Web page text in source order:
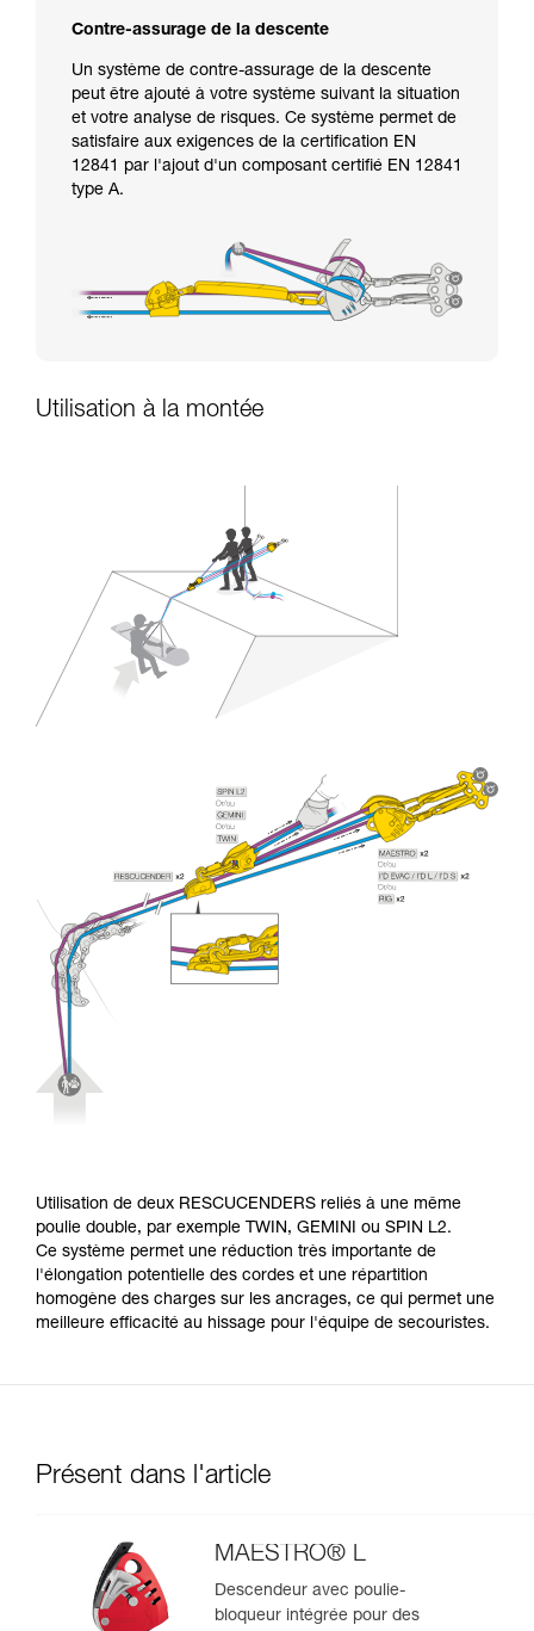
Contre-assurage de la descente
Un système de contre-assurage de la descente
peut être ajouté à votre système suivant la situation
et votre analyse de risques. Ce système permet de
satisfaire aux exigences de la certification EN
12841 par l'ajout d'un composant certifié EN 12841
type A.
Utilisation à la montée
Utilisation de deux RESCUCENDERS reliés à une même
poulie double, par exemple TWIN, GEMINI ou SPIN L2.
Ce système permet une réduction très importante de
l'élongation potentielle des cordes et une répartition
homogène des charges sur les ancrages, ce qui permet une
meilleure efficacité au hissage pour l'équipe de secouristes.
Présent dans l'article
MAESTRO® L
Descendeur avec poulie-
bloqueur intégrée pour des